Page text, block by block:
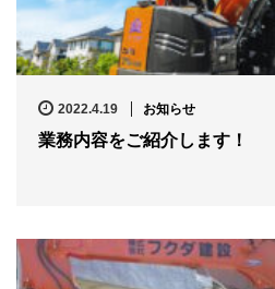
2022.4.19 お知らせ
業務内容をご紹介します！